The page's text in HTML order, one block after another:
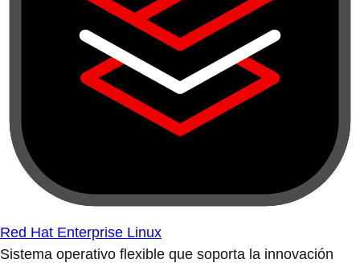
Red Hat Enterprise Linux
Sistema operativo flexible que soporta la innovación